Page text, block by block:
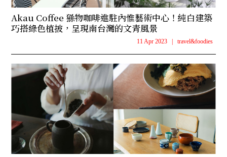
Akau Coffee 猻物咖啡進駐內惟藝術中心！純白建築
巧搭綠色植披，呈現南台灣的文青風景
11 Apr 2023 travel&foodies